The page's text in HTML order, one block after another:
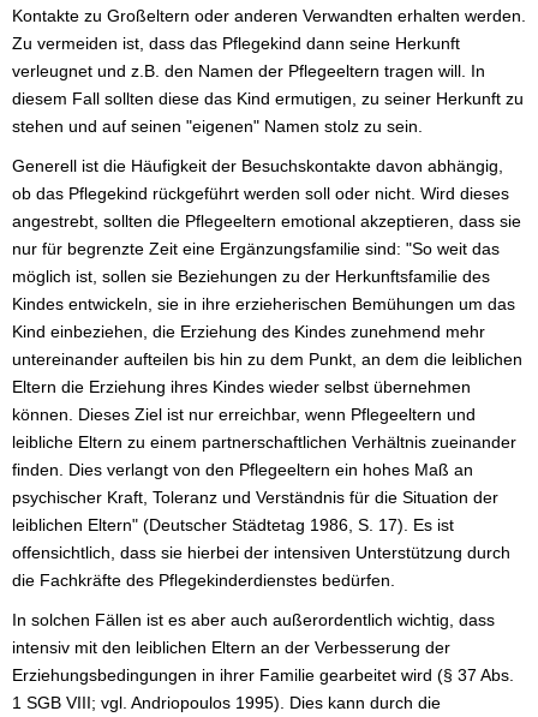
Kontakte zu Großeltern oder anderen Verwandten erhalten werden.
Zu vermeiden ist, dass das Pflegekind dann seine Herkunft
verleugnet und z.B. den Namen der Pflegeeltern tragen will. In
diesem Fall sollten diese das Kind ermutigen, zu seiner Herkunft zu
stehen und auf seinen "eigenen" Namen stolz zu sein.
Generell ist die Häufigkeit der Besuchskontakte davon abhängig,
ob das Pflegekind rückgeführt werden soll oder nicht. Wird dieses
angestrebt, sollten die Pflegeeltern emotional akzeptieren, dass sie
nur für begrenzte Zeit eine Ergänzungsfamilie sind: "So weit das
möglich ist, sollen sie Beziehungen zu der Herkunftsfamilie des
Kindes entwickeln, sie in ihre erzieherischen Bemühungen um das
Kind einbeziehen, die Erziehung des Kindes zunehmend mehr
untereinander aufteilen bis hin zu dem Punkt, an dem die leiblichen
Eltern die Erziehung ihres Kindes wieder selbst übernehmen
können. Dieses Ziel ist nur erreichbar, wenn Pflegeeltern und
leibliche Eltern zu einem partnerschaftlichen Verhältnis zueinander
finden. Dies verlangt von den Pflegeeltern ein hohes Maß an
psychischer Kraft, Toleranz und Verständnis für die Situation der
leiblichen Eltern" (Deutscher Städtetag 1986, S. 17). Es ist
offensichtlich, dass sie hierbei der intensiven Unterstützung durch
die Fachkräfte des Pflegekinderdienstes bedürfen.
In solchen Fällen ist es aber auch außerordentlich wichtig, dass
intensiv mit den leiblichen Eltern an der Verbesserung der
Erziehungsbedingungen in ihrer Familie gearbeitet wird (§ 37 Abs.
1 SGB VIII; vgl. Andriopoulos 1995). Dies kann durch die